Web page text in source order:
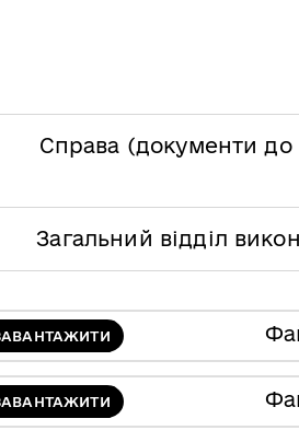
Справа (документи
Загальний відділ